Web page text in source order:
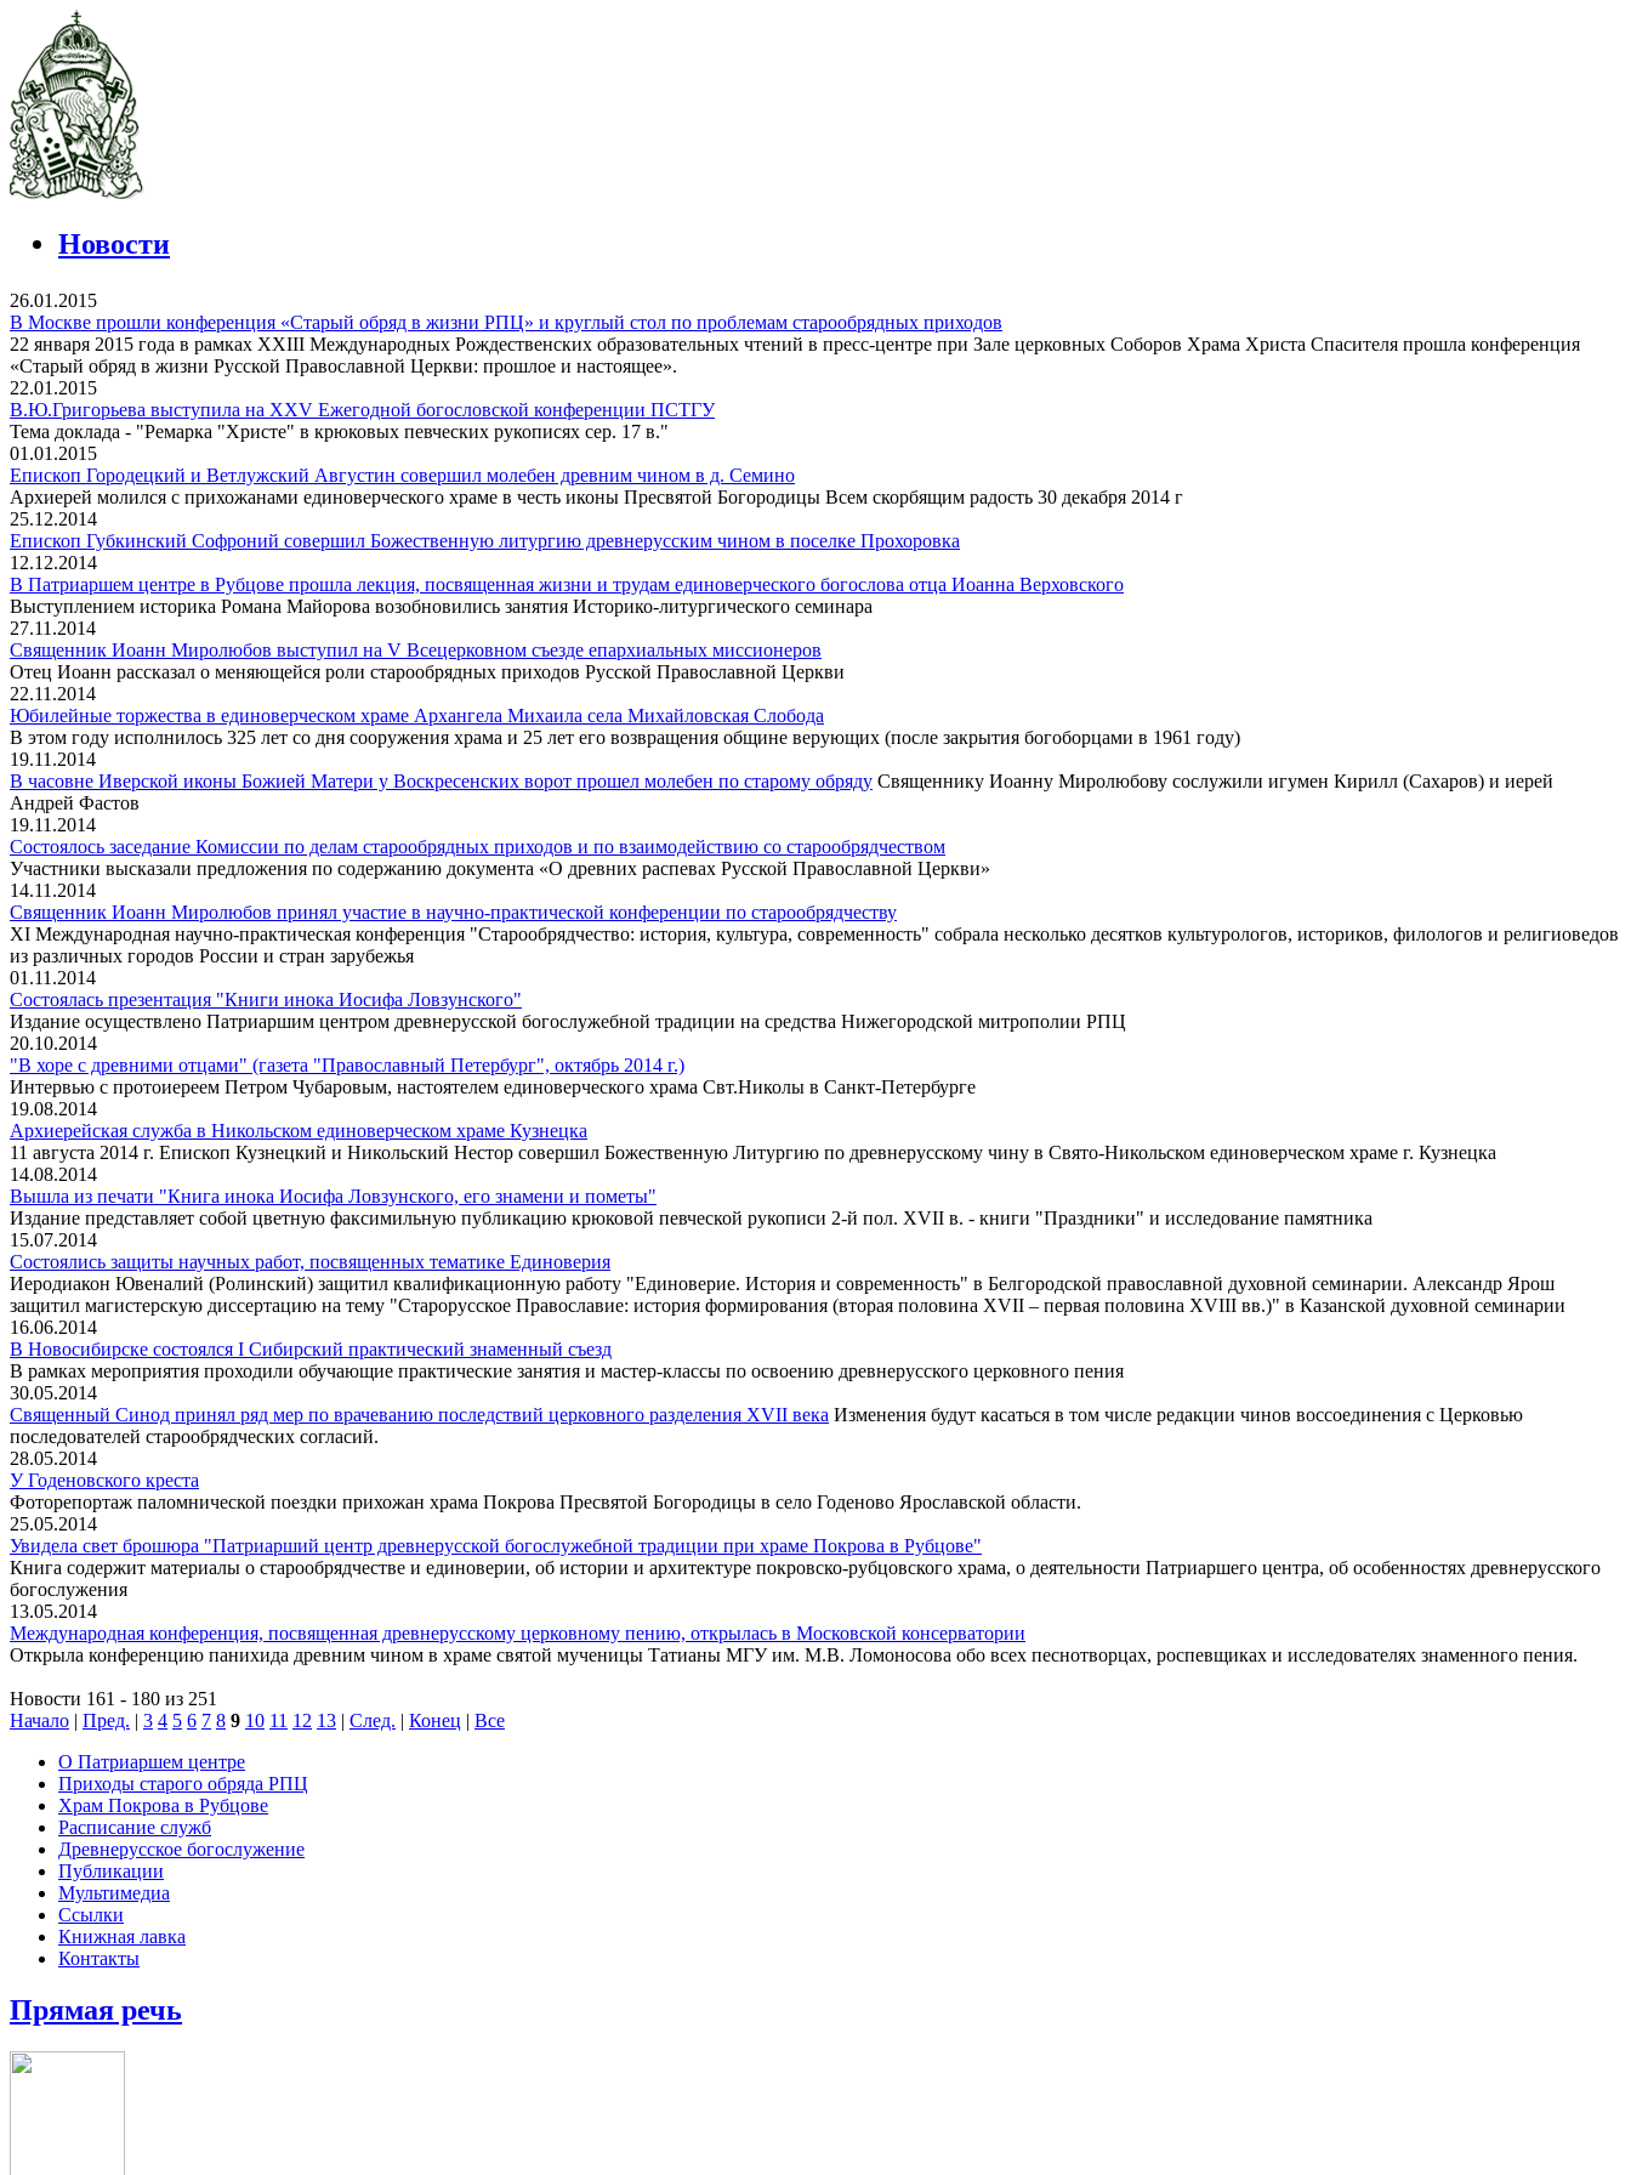
Новости
26.01.2015
В Москве прошли конференция «Старый обряд в жизни РПЦ» и круглый стол по проблемам старообрядных приходов
22 января 2015 года в рамках XXIII Международных Рождественских образовательных чтений в пресс-центре при Зале церковных Соборов Храма Христа Спасителя прошла конференция
«Старый обряд в жизни Русской Православной Церкви: прошлое и настоящее».
22.01.2015
В.Ю.Григорьева выступила на XXV Ежегодной богословской конференции ПСТГУ
Тема доклада - "Ремарка "Христе" в крюковых певческих рукописях сер. 17 в."
01.01.2015
Епископ Городецкий и Ветлужский Августин совершил молебен древним чином в д. Семино
Архиерей молился с прихожанами единоверческого храме в честь иконы Пресвятой Богородицы Всем скорбящим радость 30 декабря 2014 г
25.12.2014
Епископ Губкинский Софроний совершил Божественную литургию древнерусским чином в поселке Прохоровка
12.12.2014
В Патриаршем центре в Рубцове прошла лекция, посвященная жизни и трудам единоверческого богослова отца Иоанна Верховского
Выступлением историка Романа Майорова возобновились занятия Историко-литургического семинара
27.11.2014
Священник Иоанн Миролюбов выступил на V Всецерковном съезде епархиальных миссионеров
Отец Иоанн рассказал о меняющейся роли старообрядных приходов Русской Православной Церкви
22.11.2014
Юбилейные торжества в единоверческом храме Архангела Михаила села Михайловская Слобода
В этом году исполнилось 325 лет со дня сооружения храма и 25 лет его возвращения общине верующих (после закрытия богоборцами в 1961 году)
19.11.2014
В часовне Иверской иконы Божией Матери у Воскресенских ворот прошел молебен по старому обряду Священнику Иоанну Миролюбову сослужили игумен Кирилл (Сахаров) и иерей
Андрей Фастов
19.11.2014
Состоялось заседание Комиссии по делам старообрядных приходов и по взаимодействию со старообрядчеством
Участники высказали предложения по содержанию документа «О древних распевах Русской Православной Церкви»
14.11.2014
Священник Иоанн Миролюбов принял участие в научно-практической конференции по старообрядчеству
XI Международная научно-практическая конференция "Старообрядчество: история, культура, современность" собрала несколько десятков культурологов, историков, филологов и религиоведов
из различных городов России и стран зарубежья
01.11.2014
Состоялась презентация "Книги инока Иосифа Ловзунского"
Издание осуществлено Патриаршим центром древнерусской богослужебной традиции на средства Нижегородской митрополии РПЦ
20.10.2014
"В хоре с древними отцами" (газета "Православный Петербург", октябрь 2014 г.)
Интервью с протоиереем Петром Чубаровым, настоятелем единоверческого храма Свт.Николы в Санкт-Петербурге
19.08.2014
Архиерейская служба в Никольском единоверческом храме Кузнецка
11 августа 2014 г. Епископ Кузнецкий и Никольский Нестор совершил Божественную Литургию по древнерусскому чину в Свято-Никольском единоверческом храме г. Кузнецка
14.08.2014
Вышла из печати "Книга инока Иосифа Ловзунского, его знамени и пометы"
Издание представляет собой цветную факсимильную публикацию крюковой певческой рукописи 2-й пол. XVII в. - книги "Праздники" и исследование памятника
15.07.2014
Состоялись защиты научных работ, посвященных тематике Единоверия
Иеродиакон Ювеналий (Ролинский) защитил квалификационную работу "Единоверие. История и современность" в Белгородской православной духовной семинарии. Александр Ярош
защитил магистерскую диссертацию на тему "Старорусское Православие: история формирования (вторая половина XVII – первая половина XVIII вв.)" в Казанской духовной семинарии
16.06.2014
В Новосибирске состоялся I Сибирский практический знаменный съезд
В рамках мероприятия проходили обучающие практические занятия и мастер-классы по освоению древнерусского церковного пения
30.05.2014
Священный Синод принял ряд мер по врачеванию последствий церковного разделения XVII века Изменения будут касаться в том числе редакции чинов воссоединения с Церковью
последователей старообрядческих согласий.
28.05.2014
У Годеновского креста
Фоторепортаж паломнической поездки прихожан храма Покрова Пресвятой Богородицы в село Годеново Ярославской области.
25.05.2014
Увидела свет брошюра "Патриарший центр древнерусской богослужебной традиции при храме Покрова в Рубцове"
Книга содержит материалы о старообрядчестве и единоверии, об истории и архитектуре покровско-рубцовского храма, о деятельности Патриаршего центра, об особенностях древнерусского
богослужения
13.05.2014
Международная конференция, посвященная древнерусскому церковному пению, открылась в Московской консерватории
Открыла конференцию панихида древним чином в храме святой мученицы Татианы МГУ им. М.В. Ломоносова обо всех песнотворцах, роспевщиках и исследователях знаменного пения.
Новости 161 - 180 из 251
Начало | Пред. | 3 4 5 6 7 8 9 10 11 12 13 | След. | Конец | Все
О Патриаршем центре
Приходы старого обряда РПЦ
Храм Покрова в Рубцове
Расписание служб
Древнерусское богослужение
Публикации
Мультимедиа
Ссылки
Книжная лавка
Контакты
Прямая речь